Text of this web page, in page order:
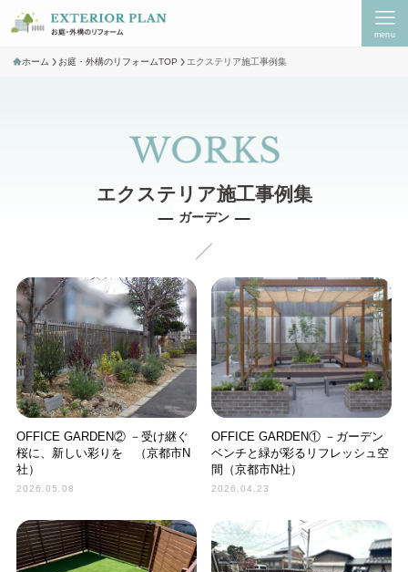
menu
ホーム お庭・外構のリフォームTOP エクステリア施工事例集
ガーデン
OFFICE GARDEN② －受け継ぐ
桜に、新しい彩りを （京都市N
社）
2026.05.08
OFFICE GARDEN① －ガーデン
ベンチと緑が彩るリフレッシュ空
間（京都市N社）
2026.04.23